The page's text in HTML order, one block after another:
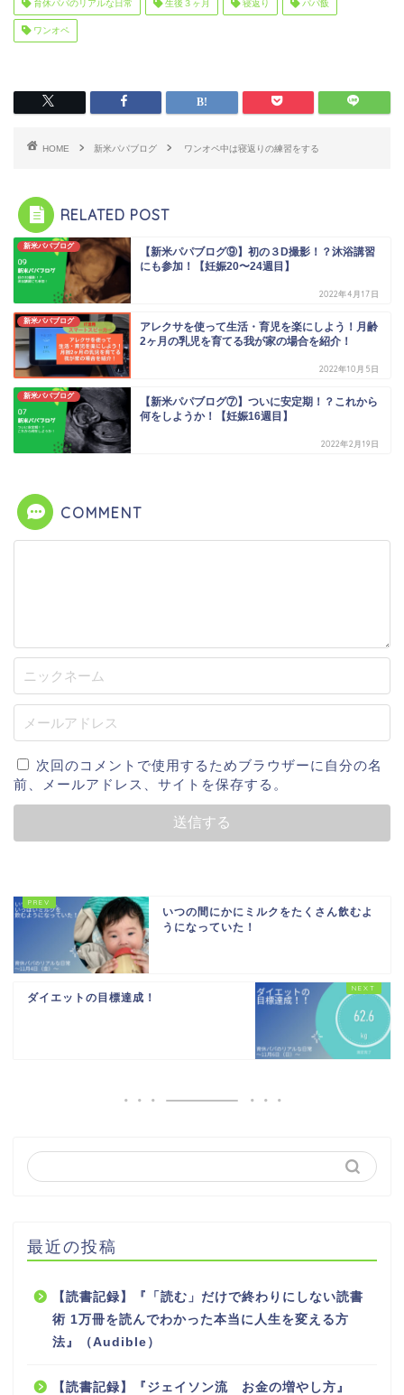
育休パパのリアルな日常 生後３ヶ月 寝返り パパ飯
ワンオペ
HOME 新米パパブログ ワンオペ中は寝返りの練習をする
RELATED POST
新米パパブログ
【新米パパブログ⑨】初の３D撮影！？沐浴講習
にも参加！【妊娠20〜24週目】
2022年4月17日
新米パパブログ
アレクサを使って生活・育児を楽にしよう！月齢
2ヶ月の乳児を育てる我が家の場合を紹介！
2022年10月5日
新米パパブログ
【新米パパブログ⑦】ついに安定期！？これから
何をしようか！【妊娠16週目】
2022年2月19日
COMMENT
次回のコメントで使用するためブラウザーに自分の名
前、メールアドレス、サイトを保存する。
いつの間にかにミルクをたくさん飲むよ
うになっていた！
ダイエットの目標達成！
最近の投稿
【読書記録】『「読む」だけで終わりにしない読書
術 1万冊を読んでわかった本当に人生を変える方
法』（Audible）
【読書記録】『ジェイソン流 お金の増やし方』